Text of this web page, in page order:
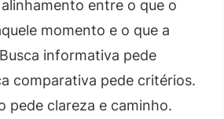
entre o que o
momento e o que a
informativa pede
comparativa pede critérios.
pede clareza e caminho.